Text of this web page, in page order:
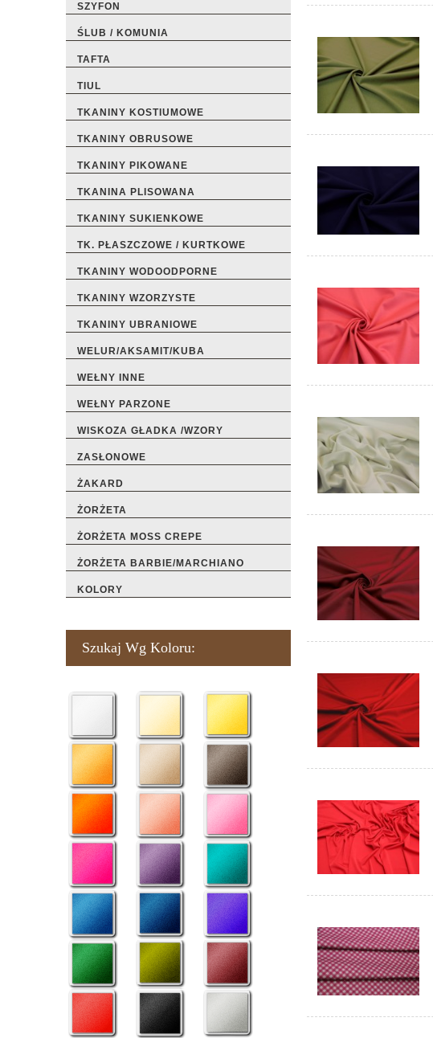
SZYFON
ŚLUB / KOMUNIA
TAFTA
TIUL
TKANINY KOSTIUMOWE
TKANINY OBRUSOWE
TKANINY PIKOWANE
TKANINA PLISOWANA
TKANINY SUKIENKOWE
TK. PŁASZCZOWE / KURTKOWE
TKANINY WODOODPORNE
TKANINY WZORZYSTE
TKANINY UBRANIOWE
WELUR/AKSAMIT/KUBA
WEŁNY INNE
WEŁNY PARZONE
WISKOZA GŁADKA /WZORY
ZASŁONOWE
ŻAKARD
ŻORŻETA
ŻORŻETA MOSS CREPE
ŻORŻETA BARBIE/MARCHIANO
KOLORY
Szukaj Wg Koloru: